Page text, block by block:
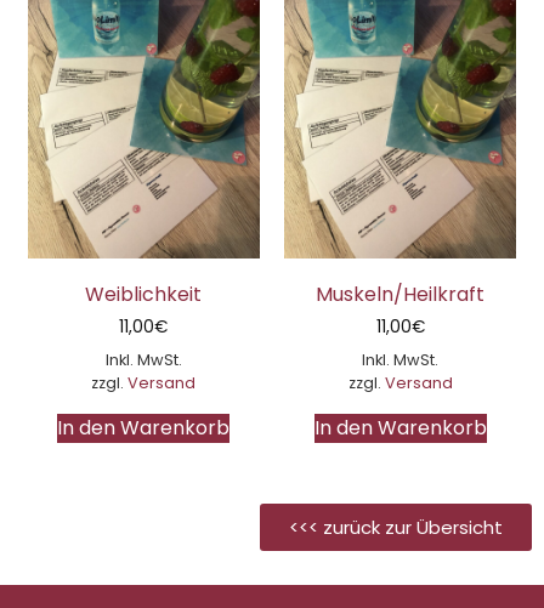
Weiblichkeit
11,00€
Inkl. MwSt.
zzgl.Versand
In den Warenkorb
Muskeln/Heilkraft
11,00€
Inkl. MwSt.
zzgl. Versand
In den Warenkorb
<<< zurück zur Übersicht